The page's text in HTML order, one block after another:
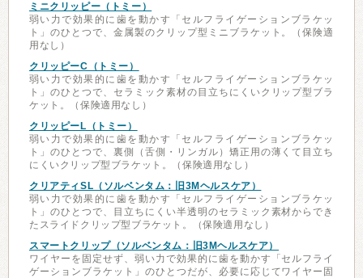
ミニクリッピー（トミー）
弱い力で効果的に歯を動かす「セルフライゲーションブラケッ
ト」のひとつで、金属製のクリップ型ミニブラケット。（保険適
用なし）
クリッピーC（トミー）
弱い力で効果的に歯を動かす「セルフライゲーションブラケッ
ト」のひとつで、セラミック素材の目立ちにくいクリップ型ブラ
ケット。（保険適用なし）
クリッピーL（トミー）
弱い力で効果的に歯を動かす「セルフライゲーションブラケッ
ト」のひとつで、裏側（舌側・リンガル）矯正用の薄くて目立ち
にくいクリップ型ブラケット。（保険適用なし）
クリアティSL（ソルベンタム：旧3Mヘルスケア）
弱い力で効果的に歯を動かす「セルフライゲーションブラケッ
ト」のひとつで、目立ちにくい半透明のセラミック素材からでき
たスライドクリップ型ブラケット。（保険適用なし）
スマートクリップ（ソルベンタム：旧3Mヘルスケア）
ワイヤーを固定せず、弱い力で効果的に歯を動かす「セルフライ
ゲーションブラケット」のひとつだが、必要に応じてワイヤー固